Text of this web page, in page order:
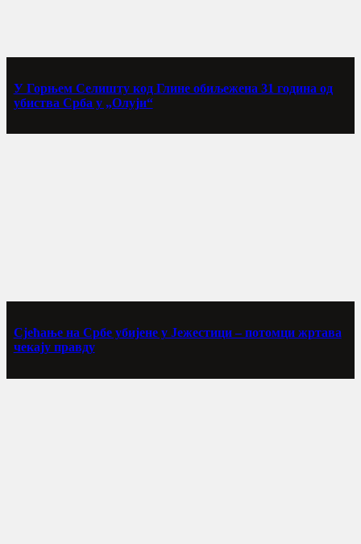
У Горњем Селишту код Глине обиљежена 31 година од
убиства Срба у „Олуји“
Сјећање на Србе убијене у Јежестици – потомци жртава
чекају правду